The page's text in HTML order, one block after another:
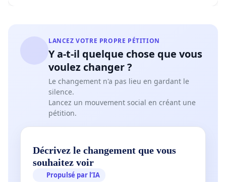
LANCEZ VOTRE PROPRE PÉTITION
Y a-t-il quelque chose que vous
voulez changer ?
Le changement n'a pas lieu en gardant le
silence.
Lancez un mouvement social en créant une
pétition.
Décrivez le changement que vous
souhaitez voir
Propulsé par l’IA